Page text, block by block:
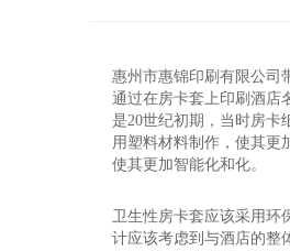
惠州市惠锦印刷有限公司
通过在房卡套上印刷酒店
是20世纪初期，当时房卡
用塑料材料制作，使其更
使其更加智能化和化。
卫生性房卡套应该采用环
计应该考虑到与酒店的整